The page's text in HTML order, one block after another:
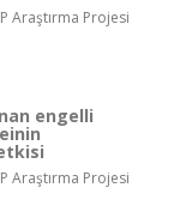
Araştırma Projesi
engelli
Araştırma Projesi